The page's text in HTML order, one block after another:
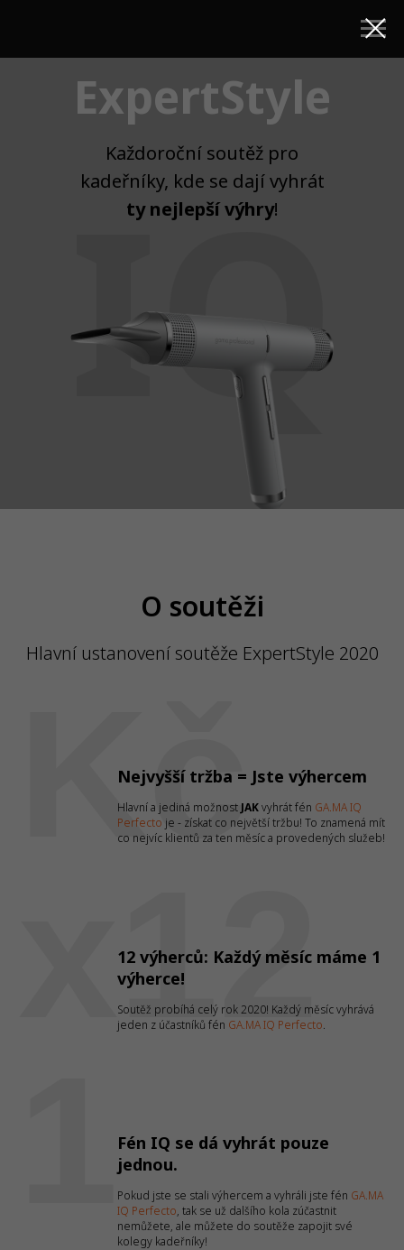
Každoroční soutěž pro
kadeřníky, kde se dají vyhrát
ty nejlepší výhry!
ExpertStyle
IQ
O soutěži
Hlavní ustanovení soutěže ExpertStyle 2020
Nejvyšší tržba = Jste výhercem
Hlavní a jediná možnost JAKvyhrát fén GA.MA IQ
Perfecto je - získat co největší tržbu! To znamená mít
co nejvíc klientů za ten měsíc a provedených služeb!
Kč
12 výherců: Každý měsíc máme 1
výherce!
Soutěž probíhá celý rok 2020! Každý měsíc vyhrává
jeden z účastníků fén GA.MA IQ Perfecto.
x12
Fén IQ se dá vyhrát pouze
jednou.
Pokud jste se stali výhercem a vyhráli jste fén GA.MA
IQ Perfecto, tak se už dalšího kola zúčastnit
nemůžete, ale můžete do soutěže zapojit své
kolegy kadeřníky!
1